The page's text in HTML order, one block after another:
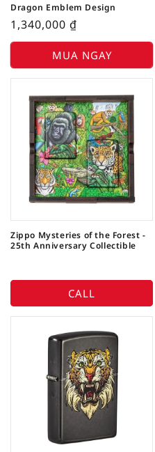
Dragon Emblem Design
1,340,000 ₫
MUA NGAY
Zippo Mysteries of the Forest -
25th Anniversary Collectible
CALL